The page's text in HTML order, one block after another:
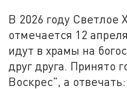
В 2026 году Светлое
отмечается 12
идут в храмы на
друг друга. Принято
Воскрес", а